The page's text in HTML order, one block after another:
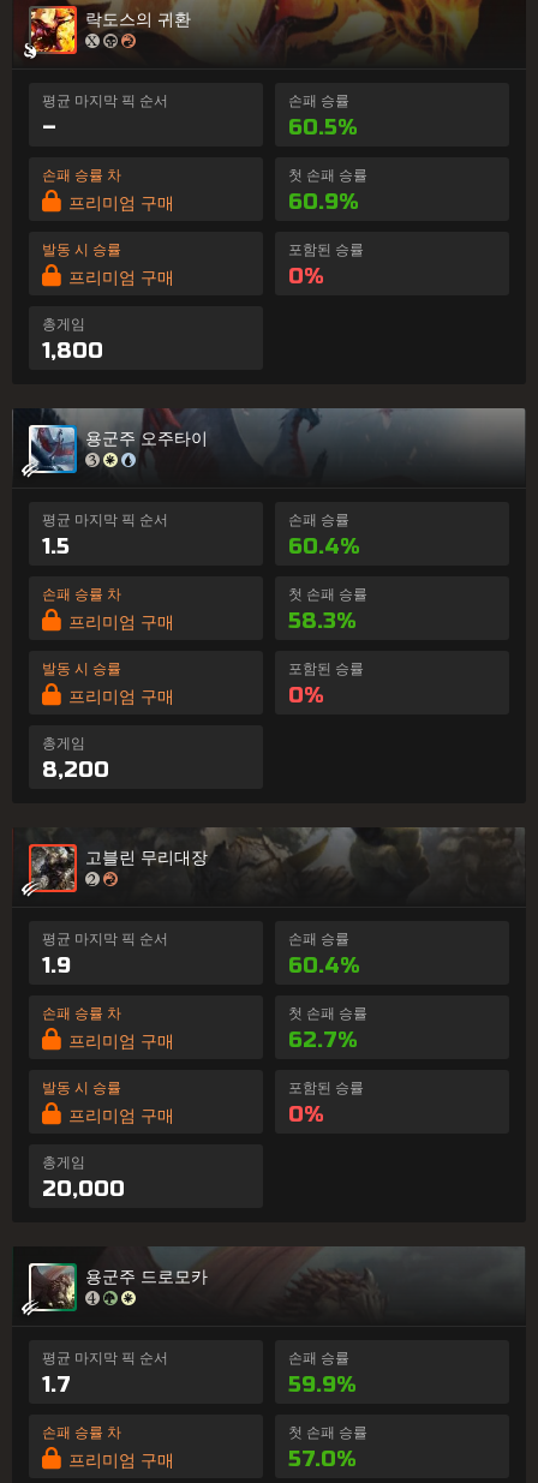
락도스의 귀환
평균 마지막 픽 순서
–
손패 승률
60.5%
손패 승률 차
프리미엄 구매
첫 손패 승률
60.9%
발동 시 승률
프리미엄 구매
포함된 승률
0%
총게임
1,800
용군주 오주타이
평균 마지막 픽 순서
1.5
손패 승률
60.4%
손패 승률 차
프리미엄 구매
첫 손패 승률
58.3%
발동 시 승률
프리미엄 구매
포함된 승률
0%
총게임
8,200
고블린 무리대장
평균 마지막 픽 순서
1.9
손패 승률
60.4%
손패 승률 차
프리미엄 구매
첫 손패 승률
62.7%
발동 시 승률
프리미엄 구매
포함된 승률
0%
총게임
20,000
용군주 드로모카
평균 마지막 픽 순서
1.7
손패 승률
59.9%
손패 승률 차
프리미엄 구매
첫 손패 승률
57.0%